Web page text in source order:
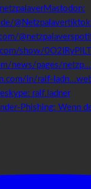
Phishing: Wenn